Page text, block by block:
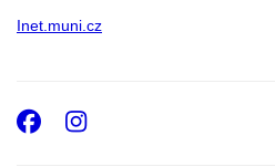
Inet.muni.cz
Facebook
Instagram